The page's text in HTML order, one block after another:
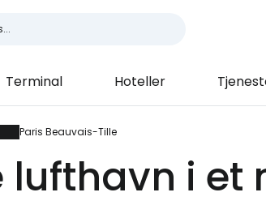
Terminal Hoteller
Paris Beauvais-Tille
i et